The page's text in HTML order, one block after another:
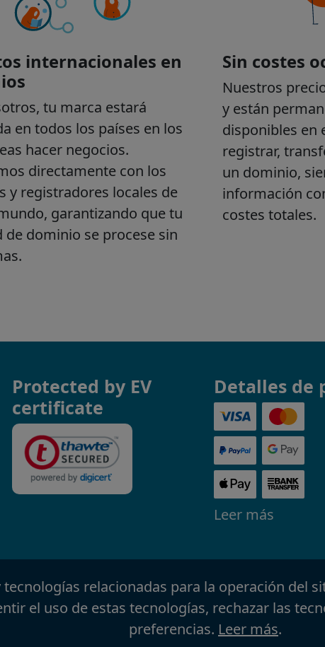
Protected by EV
certificate
Detalles de
Leer más
relacionadas para la operación del
el uso de estas tecnologías, rechazar las
preferencias. Leer más.